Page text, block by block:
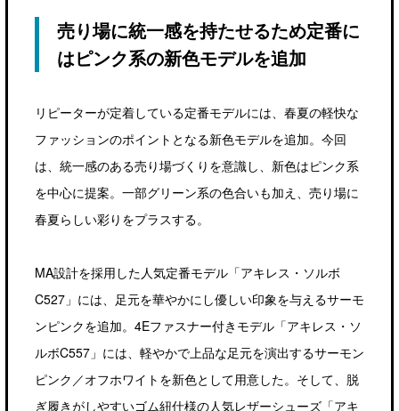
売り場に統一感を持たせるため定番に
はピンク系の新色モデルを追加
リピーターが定着している定番モデルには、春夏の軽快な
ファッションのポイントとなる新色モデルを追加。今回
は、統一感のある売り場づくりを意識し、新色はピンク系
を中心に提案。一部グリーン系の色合いも加え、売り場に
春夏らしい彩りをプラスする。
MA設計を採用した人気定番モデル「アキレス・ソルボ
C527」には、足元を華やかにし優しい印象を与えるサーモ
ンピンクを追加。4Eファスナー付きモデル「アキレス・ソ
ルボC557」には、軽やかで上品な足元を演出するサーモン
ピンク／オフホワイトを新色として用意した。そして、脱
ぎ履きがしやすいゴム紐仕様の人気レザーシューズ「アキ